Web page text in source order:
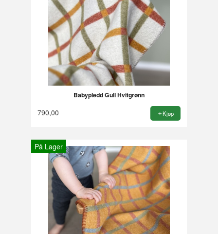
Babypledd Gull Hvitgrønn
790,00 Kjøp
På Lager